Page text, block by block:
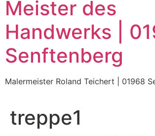
Meister des
Handwerks |
Senftenberg
Malermeister Roland Teichert | 01968
treppe1